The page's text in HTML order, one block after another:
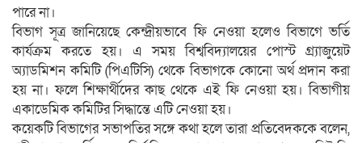
পারে না।
বিভাগ সূত্র জানিয়েছে কেন্দ্রীয়ভাবে ফি নেওয়া হলেও বিভাগে ভর্তি
কার্যক্রম করতে হয়। এ সময় বিশ্ববিদ্যালয়ের পোস্ট গ্র্যাজুয়েট
অ্যাডমিশন কমিটি (পিএটিসি) থেকে বিভাগকে কোনো অর্থ প্রদান করা
হয় না। ফলে শিক্ষার্থীদের কাছ থেকে এই ফি নেওয়া হয়। বিভাগীয়
একাডেমিক কমিটির সিদ্ধান্তে এটি নেওয়া হয়।
কয়েকটি বিভাগের সভাপতির সঙ্গে কথা হলে তারা প্রতিবেদককে বলেন,